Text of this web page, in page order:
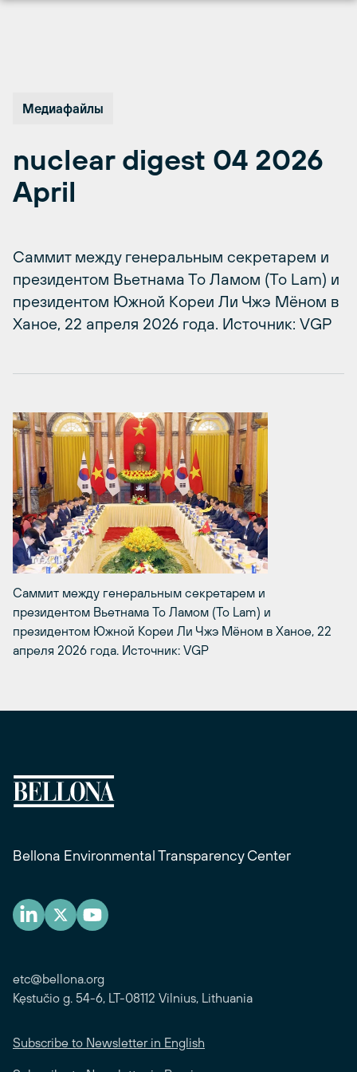
Медиафайлы
nuclear digest 04 2026
April
Саммит между генеральным секретарем и
президентом Вьетнама То Ламом (To Lam) и
президентом Южной Кореи Ли Чжэ Мёном в
Ханое, 22 апреля 2026 года. Источник: VGP
Саммит между генеральным секретарем и
президентом Вьетнама То Ламом (To Lam) и
президентом Южной Кореи Ли Чжэ Мёном в Ханое, 22
апреля 2026 года. Источник: VGP
Bellona Environmental Transparency Center
etc@bellona.org
Kęstučio g. 54-6, LT-08112 Vilnius, Lithuania
Subscribe to Newsletter in English